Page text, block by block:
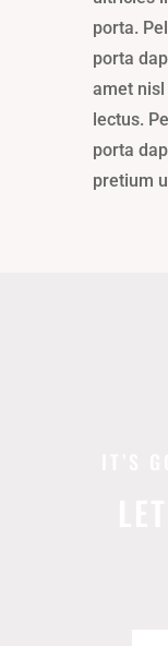
porta.
porta
amet
lectus.
porta
pretium